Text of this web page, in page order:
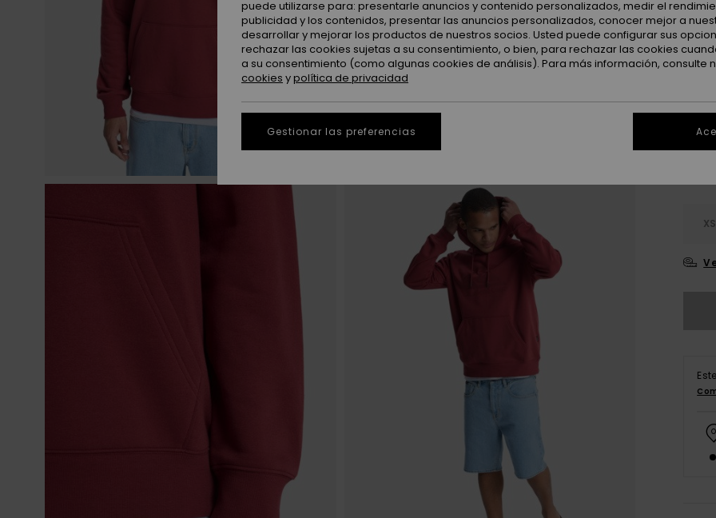
Color
XS
puede utilizarse para: presentarle anuncios y contenido personalizados, medir el
publicidad y los contenidos, presentar las anuncios personalizados, conocer mejor a
desarrollar y mejorar los productos de nuestros socios. Usted puede configurar sus
rechazar las cookies sujetas a su consentimiento, o bien, para rechazar las cookies
a su consentimiento (como algunas cookies de análisis). Para más información, consulte
cookies ypolítica de privacidad
Gestionar las preferencias